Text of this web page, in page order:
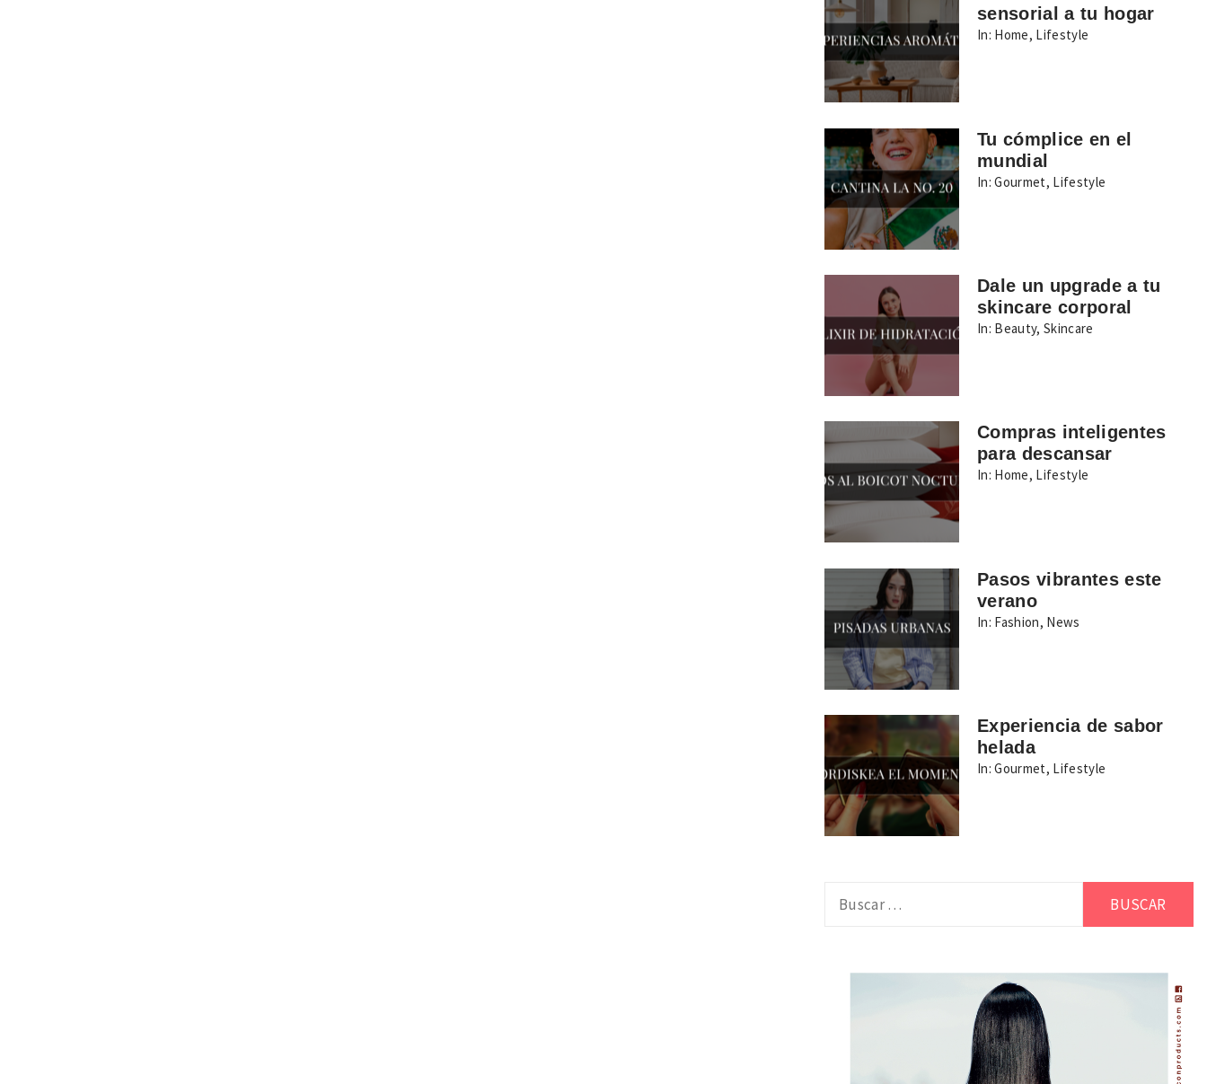
sensorial a tu hogar
In: Home, Lifestyle
Tu cómplice en el
mundial
In: Gourmet, Lifestyle
Dale un upgrade a tu
skincare corporal
In: Beauty,Skincare
Compras inteligentes
para descansar
In: Home, Lifestyle
Pasos vibrantes este
verano
In: Fashion, News
Experiencia de sabor
helada
In: Gourmet, Lifestyle